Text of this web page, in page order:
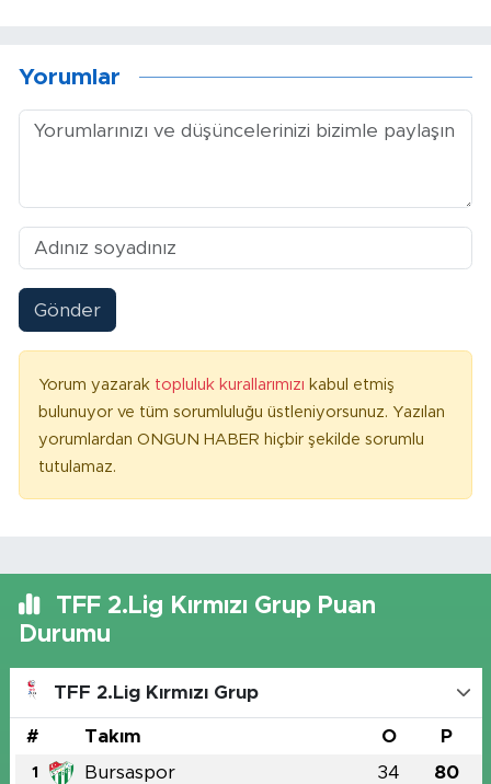
Yorumlar
Gönder
Yorum yazarak topluluk kurallarımızı kabul etmiş
bulunuyor ve tüm sorumluluğu üstleniyorsunuz. Yazılan
yorumlardan ONGUN HABER hiçbir şekilde sorumlu
tutulamaz.
TFF 2.Lig Kırmızı Grup Puan
Durumu
TFF 2.Lig Kırmızı Grup
# Takım O P
1 Bursaspor 34 80